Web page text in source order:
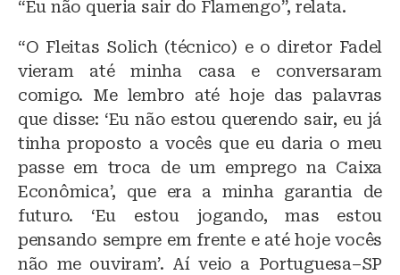
“Eu não queria sair do Flamengo”, relata.
“O Fleitas Solich (técnico) e o diretor Fadel
vieram até minha casa e conversaram
comigo. Me lembro até hoje das palavras
que disse: ‘Eu não estou querendo sair, eu já
tinha proposto a vocês que eu daria o meu
passe em troca de um emprego na Caixa
Econômica’, que era a minha garantia de
futuro. ‘Eu estou jogando, mas estou
pensando sempre em frente e até hoje vocês
não me ouviram’. Aí veio a Portuguesa–SP